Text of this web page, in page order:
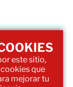
este sitio,
que
mejorar tu